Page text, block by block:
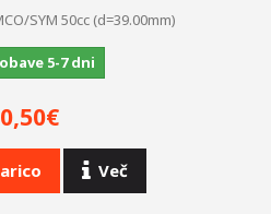
SYM 50cc (d=39.00mm)
5-7 dni
Več